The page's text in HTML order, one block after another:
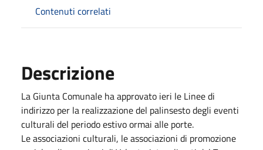
Contenuti correlati
Descrizione
La Giunta Comunale ha approvato ieri le Linee di
indirizzo per la realizzazione del palinsesto degli eventi
culturali del periodo estivo ormai alle porte.
Le associazioni culturali, le associazioni di promozione